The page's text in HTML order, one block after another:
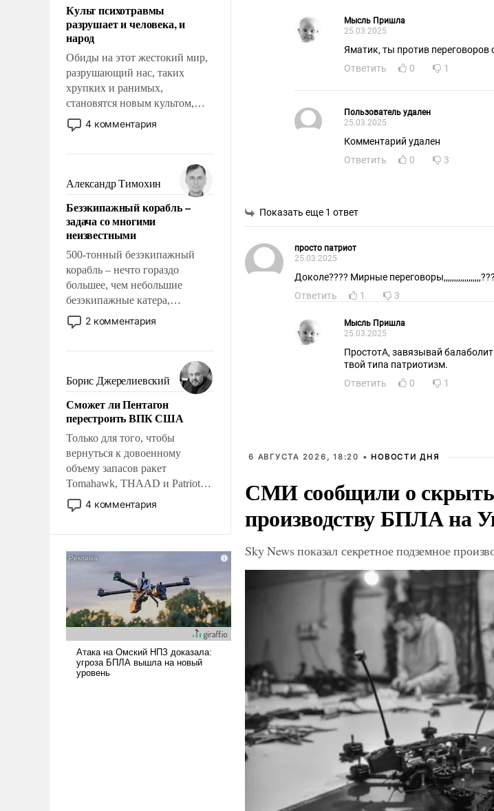
Культ психотравмы
разрушает и человека, и
народ
Обиды на этот жестокий мир,
разрушающий нас, таких
хрупких и ранимых,
становятся новым культом,
постепенно вытесняя и
отменяя традиционное
мужественным и твердым под
ударами судьбы, брать на себя
ответственность, помогать
слабым, идти вперед и
адаптироваться.
4 комментария
Александр Тимохин
Безэкипажный корабль –
задача со многими
неизвестными
500-тонный безэкипажный
корабль – нечто гораздо
большее, чем небольшие
безэкипажные катера,
применение которых уже
стало обыденностью. Задача по
сложна и амбициозна. Однако
и ее реализация радикально
поднимет наши боевые
возможности.
2 комментария
Борис Джерелиевский
Сможет ли Пентагон
перестроить ВПК США
Только для того, чтобы
вернуться к довоенному
объему запасов ракет
Tomahawk, THAAD и Patriot
США потребуется более трех
лет. Даже небольшая война с
Сложившаяся ситуация
означает многолетний период
уязвимости США, например,
перед Китаем.
4 комментария
Мысль Пришла
25.03.2025
Яматик, ты против переговоров
Ответить
0 1
Пользователь удален
25.03.2025
Комментарий удален
Ответить
0 3
Показать еще 1 ответ
просто патриот
25.03.2025
Доколе???? Мирные
Ответить
1 3
Мысль Пришла
25.03.2025
ПростотА, завязывай
твой типа патриотизм.
Ответить
0 1
6 АВГУСТА 2026, 18:20 • НОВОСТИ ДНЯ
СМИ сообщили о
производству БПЛА на
Sky News показал секретное подземное